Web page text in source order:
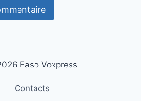
Faso Voxpress
Contacts